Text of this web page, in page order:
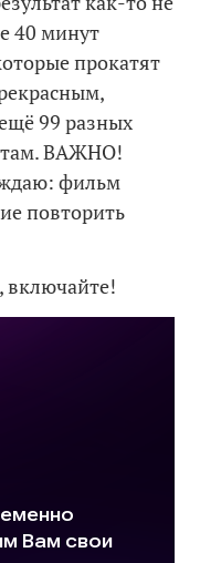
40 минут
прокатят
99 разных
ВАЖНО!
фильм
повторить
включайте!